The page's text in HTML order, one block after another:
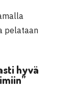
pelataan
hyvä